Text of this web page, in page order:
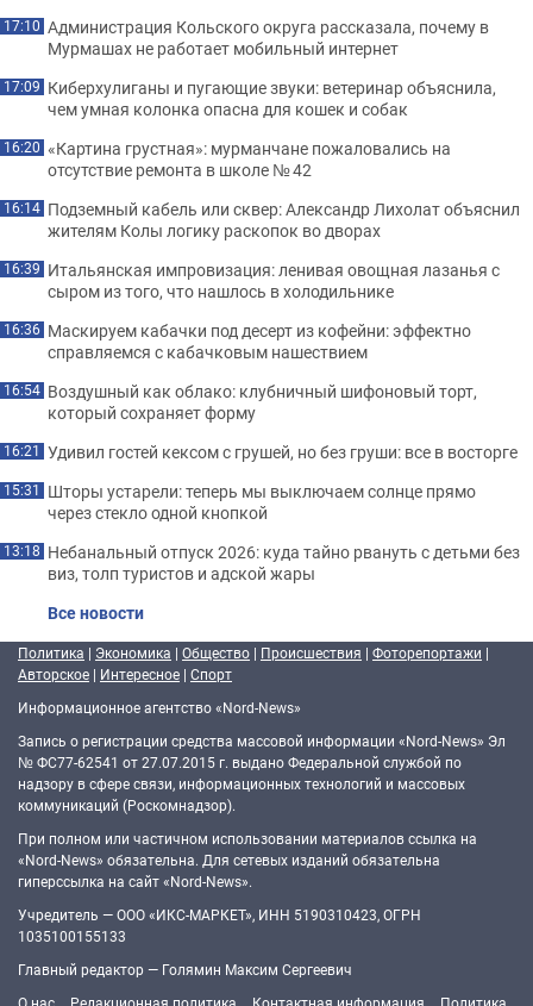
17:10 Администрация Кольского округа рассказала, почему в
Мурмашах не работает мобильный интернет
17:09 Киберхулиганы и пугающие звуки: ветеринар объяснила,
чем умная колонка опасна для кошек и собак
16:20 «Картина грустная»: мурманчане пожаловались на
отсутствие ремонта в школе № 42
16:14 Подземный кабель или сквер: Александр Лихолат объяснил
жителям Колы логику раскопок во дворах
16:39 Итальянская импровизация: ленивая овощная лазанья с
сыром из того, что нашлось в холодильнике
16:36 Маскируем кабачки под десерт из кофейни: эффектно
справляемся с кабачковым нашествием
16:54 Воздушный как облако: клубничный шифоновый торт,
который сохраняет форму
16:21 Удивил гостей кексом с грушей, но без груши: все в восторге
15:31 Шторы устарели: теперь мы выключаем солнце прямо
через стекло одной кнопкой
13:18 Небанальный отпуск 2026: куда тайно рвануть с детьми без
виз, толп туристов и адской жары
Все новости
Политика | Экономика | Общество | Происшествия | Фоторепортажи |
Авторское | Интересное | Спорт
Информационное агентство «Nord-News»
Запись о регистрации средства массовой информации «Nord-News» Эл
№ ФС77-62541 от 27.07.2015 г. выдано Федеральной службой по
надзору в сфере связи, информационных технологий и массовых
коммуникаций (Роскомнадзор).
При полном или частичном использовании материалов ссылка на
«Nord-News» обязательна. Для сетевых изданий обязательна
гиперссылка на сайт «Nord-News».
Учредитель — ООО «ИКС-МАРКЕТ», ИНН 5190310423, ОГРН
1035100155133
Главный редактор — Голямин Максим Сергеевич